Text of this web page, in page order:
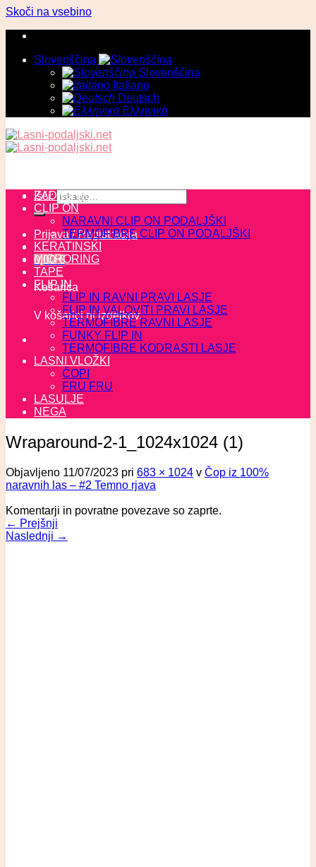
Skoči na vsebino
Slovenščina
Slovenščina
Italiano
Deutsch
Ελληνικά
Išči:
Prijava / Registracija
0,00€
Košarica
V košarici ni izdelkov.
ZADNJI KOSI
CLIP ON
NARAVNI CLIP ON PODALJŠKI
TERMOFIBRE CLIP ON PODALJŠKI
KERATINSKI
MICRORING
TAPE
FLIP IN
FLIP IN RAVNI PRAVI LASJE
FLIP IN VALOVITI PRAVI LASJE
TERMOFIBRE RAVNI LASJE
FUNKY FLIP IN
TERMOFIBRE KODRASTI LASJE
LASNI VLOŽKI
ČOPI
FRU FRU
LASULJE
NEGA
Wraparound-2-1_1024x1024 (1)
Objavljeno 11/07/2023 pri 683 × 1024 v Čop iz 100%
naravnih las – #2 Temno rjava
Komentarji in povratne povezave so zaprte.
← Prejšnji
Naslednji →